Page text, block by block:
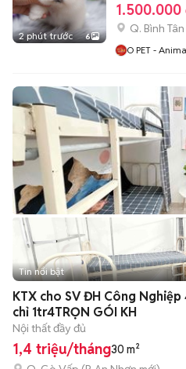
2 phút trước 6
1.500.000
Q. Bình Tân
O PET -
Tin nổi bật
KTX cho SV ĐH Công
chỉ 1tr4TRỌN GÓI KH
Nội thất đầy đủ
1,4 triệu/tháng30 m²